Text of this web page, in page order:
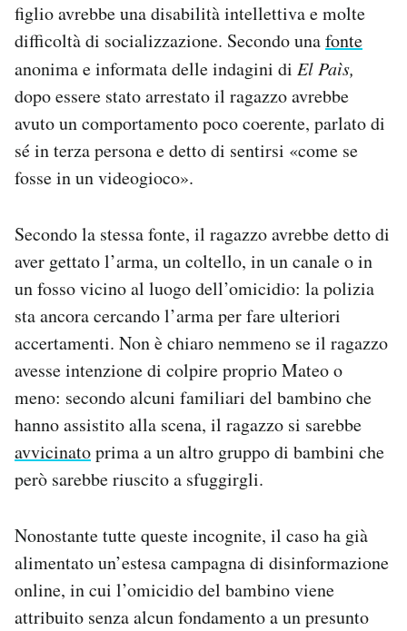
figlio avrebbe una disabilità intellettiva e molte
difficoltà di socializzazione. Secondo unafonte
anonima e informata delle indagini di El Paìs,
dopo essere stato arrestato il ragazzo avrebbe
avuto un comportamento poco coerente, parlato di
sé in terza persona e detto di sentirsi «come se
fosse in un videogioco».
Secondo la stessa fonte, il ragazzo avrebbe detto di
aver gettato l’arma, un coltello, in un canale o in
un fosso vicino al luogo dell’omicidio: la polizia
sta ancora cercando l’arma per fare ulteriori
accertamenti. Non è chiaro nemmeno se il ragazzo
avesse intenzione di colpire proprio Mateo o
meno: secondo alcuni familiari del bambino che
hanno assistito alla scena, il ragazzo si sarebbe
avvicinatoprima a un altro gruppo di bambini che
però sarebbe riuscito a sfuggirgli.
Nonostante tutte queste incognite, il caso ha già
alimentato un’estesa campagna di disinformazione
online, in cui l’omicidio del bambino viene
attribuito senza alcun fondamento a un presunto